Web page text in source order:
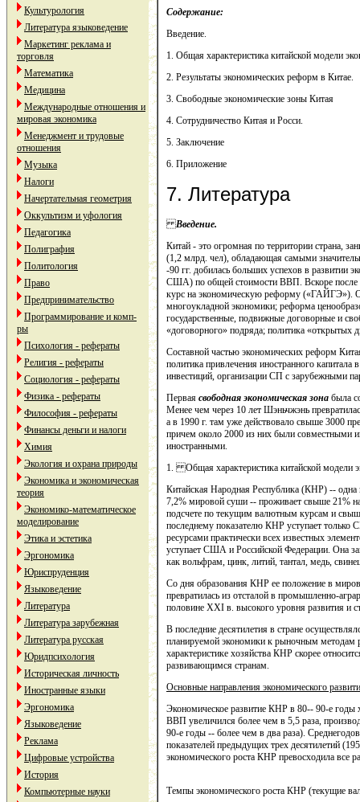
Культурология
Литература языковедение
Маркетинг реклама и
торговля
Математика
Медицина
Международные отношения и
мировая экономика
Менеджмент и трудовые
отношения
Музыка
Налоги
Начертательная геометрия
Оккультизм и уфология
Педагогика
Полиграфия
Политология
Право
Предпринимательство
Программирование и комп-
ры
Психология - рефераты
Религия - рефераты
Социология - рефераты
Физика - рефераты
Философия - рефераты
Финансы деньги и налоги
Химия
Экология и охрана природы
Экономика и экономическая
теория
Экономико-математическое
моделирование
Этика и эстетика
Эргономика
Юриспруденция
Языковедение
Литература
Литература зарубежная
Литература русская
Юридпсихология
Историческая личность
Иностранные языки
Эргономика
Языковедение
Реклама
Цифровые устройства
История
Компьютерные науки
Содержание:
Введение.
1. Общая характеристика китайской модели
2. Результаты экономических реформ в Китае.
3. Свободные экономические зоны Китая
4. Сотрудничество Китая и Росси.
5. Заключение
6. Приложение
7. Литература
Введение.
Китай - это огромная по территории страна,
(1,2 млрд. чел), обладающая самыми
-90 гг. добилась больших успехов в развитии
США) по общей стоимости ВВП. Вскоре
курс на экономическую реформу («ГАЙГЭ»).
многоукладной экономики; реформа
государственные, подвижные договорные и
«договорного» подряда; политика «открытых
Составной частью экономических реформ
политика привлечения иностранного
инвестиций, организации СП с зарубежными
Первая свободная экономическая зона была
Менее чем через 10 лет Шэньчжэнь
а в 1990 г. там уже действовало свыше 3000
причем около 2000 из них были совместными
иностранными.
1. Общая характеристика китайской модели
Китайская Народная Республика (КНР) --
7,2% мировой суши -- проживает свыше 21%
подсчете по текущим валютным курсам и
последнему показателю КНР уступает
ресурсами практически всех известных
уступает США и Российской Федерации. Она
как вольфрам, цинк, литий, тантал, медь,
Со дня образования КНР ее положение в
превратилась из отсталой в промышленно-
половине XXI в. высокого уровня развития и
В последние десятилетия в стране
планируемой экономики к рыночным методам
характеристике хозяйства КНР скорее
развивающимся странам.
Основные направления экономического
Экономическое развитие КНР в 80-- 90-е годы
ВВП увеличился более чем в 5,5 раза,
90-е годы -- более чем в два раза).
показателей предыдущих трех десятилетий
экономического роста КНР превосходила все
Темпы экономического роста КНР (текущие